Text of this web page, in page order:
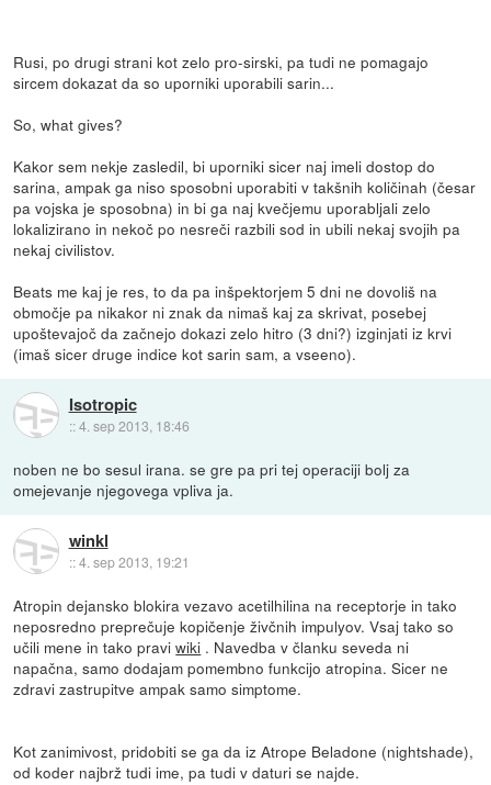
Rusi, po drugi strani kot zelo pro-sirski, pa tudi ne pomagajo
sircem dokazat da so uporniki uporabili sarin...
So, what gives?
Kakor sem nekje zasledil, bi uporniki sicer naj imeli dostop do
sarina, ampak ga niso sposobni uporabiti v takšnih količinah (česar
pa vojska je sposobna) in bi ga naj kvečjemu uporabljali zelo
lokalizirano in nekoč po nesreči razbili sod in ubili nekaj svojih pa
nekaj civilistov.
Beats me kaj je res, to da pa inšpektorjem 5 dni ne dovoliš na
območje pa nikakor ni znak da nimaš kaj za skrivat, posebej
upoštevajoč da začnejo dokazi zelo hitro (3 dni?) izginjati iz krvi
(imaš sicer druge indice kot sarin sam, a vseeno).
Isotropic
::4. sep 2013, 18:46
noben ne bo sesul irana. se gre pa pri tej operaciji bolj za
omejevanje njegovega vpliva ja.
winkl
::4. sep 2013, 19:21
Atropin dejansko blokira vezavo acetilhilina na receptorje in tako
neposredno preprečuje kopičenje živčnih impulyov. Vsaj tako so
učili mene in tako praviwiki . Navedba v članku seveda ni
napačna, samo dodajam pomembno funkcijo atropina. Sicer ne
zdravi zastrupitve ampak samo simptome.
Kot zanimivost, pridobiti se ga da iz Atrope Beladone (nightshade),
od koder najbrž tudi ime, pa tudi v daturi se najde.